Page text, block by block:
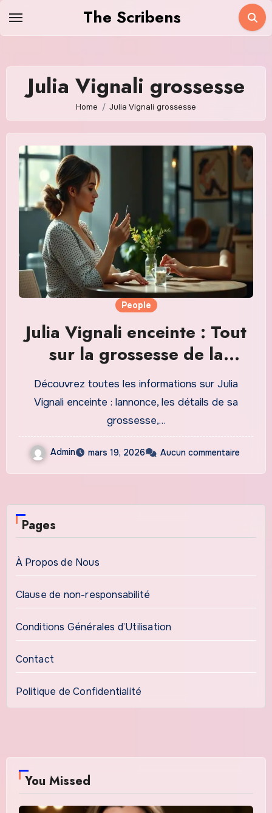
The Scribens
Julia Vignali grossesse
Home Julia Vignali grossesse
People
Julia Vignali enceinte : Tout
sur la grossesse de la
célèbre animatrice TV
Découvrez toutes les informations sur Julia
Vignali enceinte : lannonce, les détails de sa
grossesse,…
Admin mars 19, 2026 Aucun commentaire
Pages
À Propos de Nous
Clause de non-responsabilité
Conditions Générales d’Utilisation
Contact
Politique de Confidentialité
You Missed